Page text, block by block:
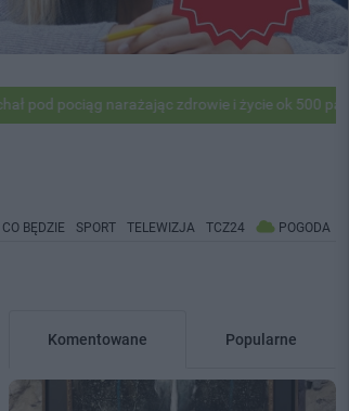
narażając zdrowie i życie ok 500 pasażerów!
CO BĘDZIE SPORT TELEWIZJA TCZ24 POGODA
Komentowane Popularne